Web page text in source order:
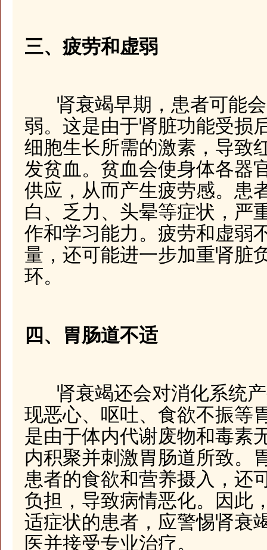
三、疲劳和虚弱
肾衰竭早期，患者可能
弱。这是由于肾脏功能受损
细胞生长所需的激素，导致
发贫血。贫血会使身体各器
供应，从而产生疲劳感。患
白、乏力、头晕等症状，严
作和学习能力。疲劳和虚弱
量，还可能进一步加重肾脏
环。
四、胃肠道不适
肾衰竭还会对消化系统
现恶心、呕吐、食欲不振等
是由于体内代谢废物和毒素
内积聚并刺激胃肠道所致。
患者的食欲和营养摄入，还
负担，导致病情恶化。因此
适症状的患者，应警惕肾衰
医并接受专业治疗。